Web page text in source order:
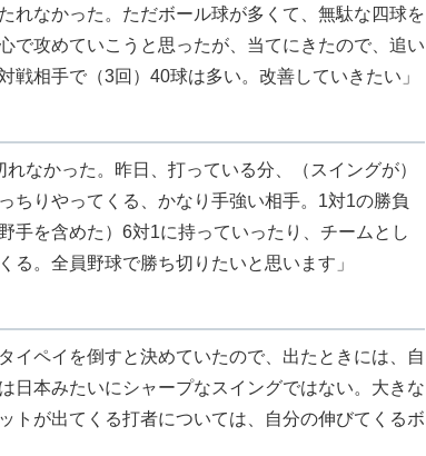
れなかった。ただボール球が多くて、無駄な四球を
で攻めていこうと思ったが、当てにきたので、追い
戦相手で（3回）40球は多い。改善していきたい」
なかった。昨日、打っている分、（スイングが）
ちりやってくる、かなり手強い相手。1対1の勝負
手を含めた）6対1に持っていったり、チームとし
る。全員野球で勝ち切りたいと思います」
イペイを倒すと決めていたので、出たときには、自
日本みたいにシャープなスイングではない。大きな
トが出てくる打者については、自分の伸びてくるボ